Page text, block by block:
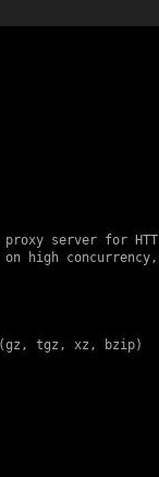
server for
high
tgz, xz, bzip)